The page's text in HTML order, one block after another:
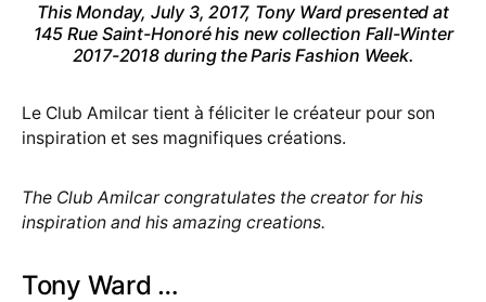
This Monday, July 3, 2017, Tony Ward presented at
145 Rue Saint-Honoré his new collection Fall-Winter
2017-2018 during the Paris Fashion Week.
Le Club Amilcar tient à féliciter le créateur pour son
inspiration et ses magnifiques créations.
The Club Amilcar congratulates the creator for his
inspiration and his amazing creations.
Tony Ward …